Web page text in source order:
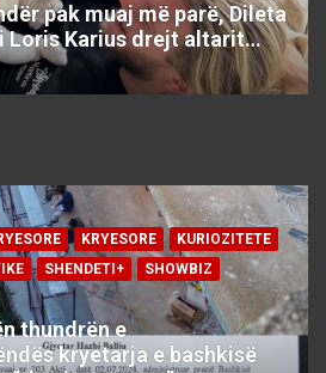
pak muaj më parë, Dileta
Loris Karius drejt altarit…
KRYESORE
KURIOZITETE
SHENDETI+
SHOWBIZ
thundrën e
kryetarja e bashkisë